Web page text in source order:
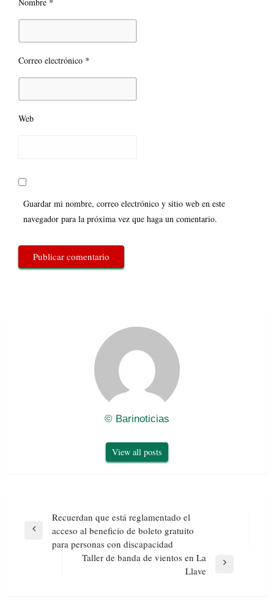
Correo electrónico *
Web
Guardar mi nombre, correo electrónico y sitio web en este
navegador para la próxima vez que haga un comentario.
© Barinoticias
View all posts
Navegación
de
entradas
Previous
Recuerdan que está reglamentado el
acceso al beneficio de boleto gratuito
para personas con discapacidad
Taller de banda de vientos en La
Llave